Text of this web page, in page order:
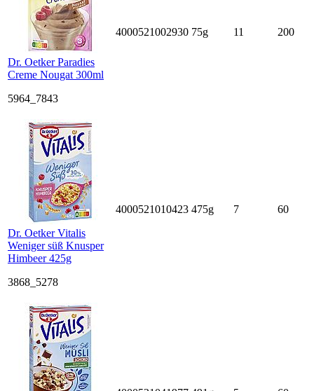
Dr. Oetker Paradies
Creme Nougat 300ml
5964_7843
4000521002930 75g 11 200
Dr. Oetker Vitalis
Weniger süß Knusper
Himbeer 425g
3868_5278
4000521010423 475g 7 60